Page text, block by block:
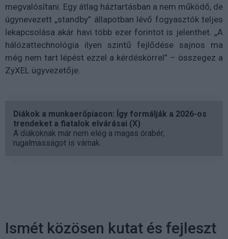
megvalósítani. Egy átlag háztartásban a nem működő, de
úgynevezett „standby” állapotban lévő fogyasztók teljes
lekapcsolása akár havi több ezer forintot is jelenthet. „A
hálózattechnológia ilyen szintű fejlődése sajnos ma
még nem tart lépést ezzel a kérdéskörrel” – összegez a
ZyXEL ügyvezetője.
Diákok a munkaerőpiacon: Így formálják a 2026-os
trendeket a fiatalok elvárásai (X)
A diákoknak már nem elég a magas órabér,
rugalmasságot is várnak.
Ismét közösen kutat és fejleszt